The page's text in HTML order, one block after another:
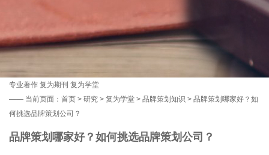
专业著作 复为期刊 复为学堂
—— 当前页面： 首页 > 研究 > 复为学堂 > 品牌策划知识 > 品牌策划哪家好？如
何挑选品牌策划公司？
品牌策划哪家好？如何挑选品牌策划公司？